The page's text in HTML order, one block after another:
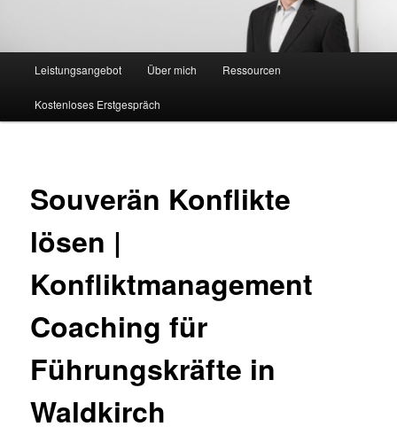
Leistungsangebot Über mich Ressourcen
Kostenloses Erstgespräch
Souverän Konflikte
lösen |
Konfliktmanagement
Coaching für
Führungskräfte in
Waldkirch